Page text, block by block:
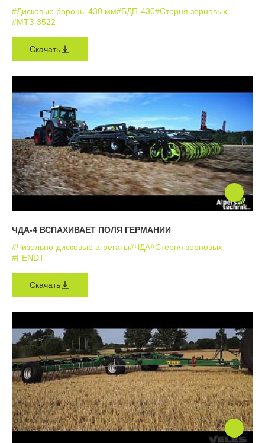
#Дисковые бороны 430 мм#БДП-430#Стерня зерновых
#МТЗ-3522
Скачать
ЧДА-4 ВСПАХИВАЕТ ПОЛЯ ГЕРМАНИИ
#Чизельно-дисковые агрегаты#ЧДА#Стерня зерновых
#FENDT
Скачать